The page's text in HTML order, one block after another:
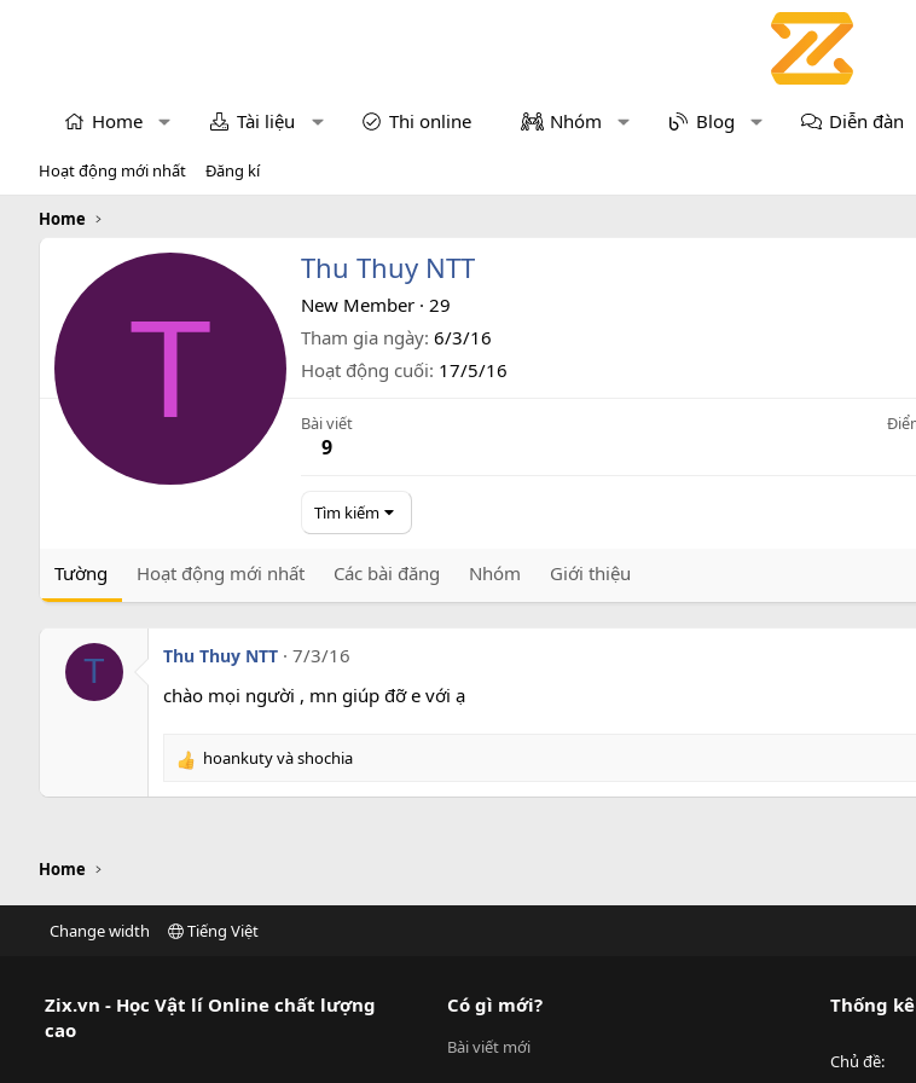
Home Tài liệu Thi online Nhóm Blog Diễn đàn
Hoạt động mới nhất Đăng kí
Home
T
Thu Thuy NTT
New Member · 29
Tham gia ngày 6/3/16
Hoạt động cuối 17/5/16
Bài viết
9
Tìm kiếm
Tường Hoạt động mới nhất Các bài đăng Nhóm Giới thiệu
T Thu Thuy NTT
7/3/16
chào mọi người , mn giúp đỡ e với ạ
R
n
s
hoankutyvàshochia
Home
Change width Tiếng Việt
Zix.vn - Học Vật lí Online chất lượng
cao
Có gì mới?
Bài viết mới
Thống
Chủ đề